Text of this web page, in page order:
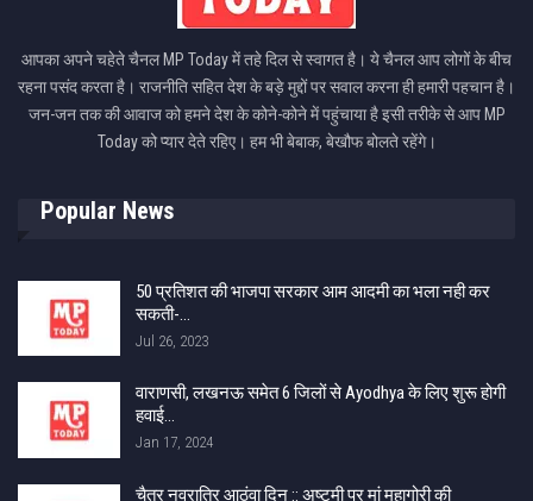
आपका अपने चहेते चैनल MP Today में तहे दिल से स्वागत है। ये चैनल आप लोगों के बीच
रहना पसंद करता है। राजनीति सहित देश के बड़े मुद्दों पर सवाल करना ही हमारी पहचान है।
जन-जन तक की आवाज को हमने देश के कोने-कोने में पहुंचाया है इसी तरीके से आप MP
Today को प्यार देते रहिए। हम भी बेबाक, बेखौफ बोलते रहेंगे।
Popular News
50 प्रतिशत की भाजपा सरकार आम आदमी का भला नही कर
सकती-…
Jul 26, 2023
वाराणसी, लखनऊ समेत 6 जिलों से Ayodhya के लिए शुरू होगी
हवाई…
Jan 17, 2024
चैत्र नवरात्रि आठंवा दिन :: अष्टमी पर मां महागोरी की